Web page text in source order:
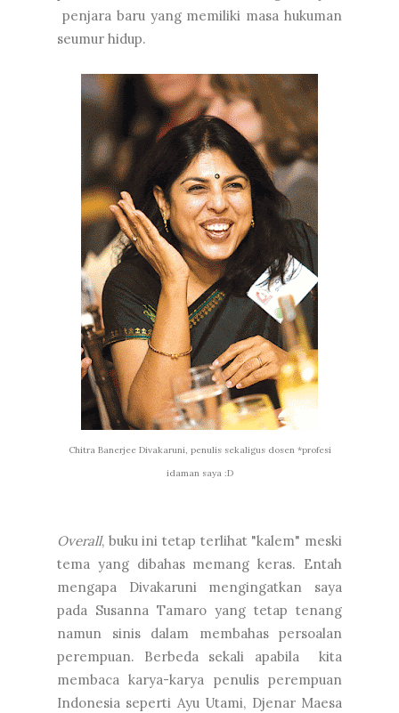
penjara baru yang memiliki masa hukuman
seumur hidup.
Chitra Banerjee Divakaruni, penulis sekaligus dosen *profesi
idaman saya :D
Overall, buku ini tetap terlihat "kalem" meski
tema yang dibahas memang keras. Entah
mengapa Divakaruni mengingatkan saya
pada Susanna Tamaro yang tetap tenang
namun sinis dalam membahas persoalan
perempuan. Berbeda sekali apabila kita
membaca karya-karya penulis perempuan
Indonesia seperti Ayu Utami, Djenar Maesa